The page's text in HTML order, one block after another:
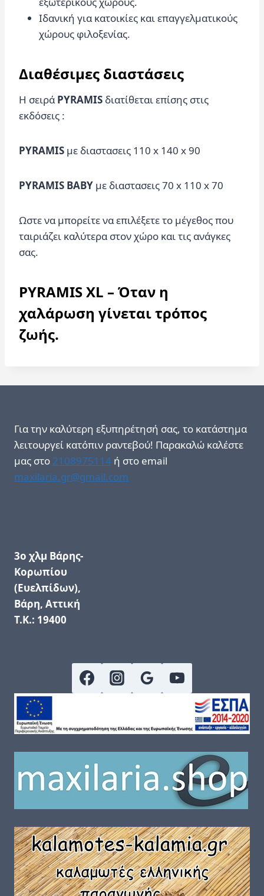
Ιδανική για κατοικίες και επαγγελματικούς
χώρους φιλοξενίας.
Διαθέσιμες διαστάσεις
Η σειρά PYRAMIS διατίθεται επίσης στις
εκδόσεις :
PYRAMIS με διαστασεις 110 x 140 x 90
PYRAMIS BABY με διαστασεις 70 x 110 x 70
Ωστε να μπορείτε να επιλέξετε το μέγεθος που
ταιριάζει καλύτερα στον χώρο και τις ανάγκες
σας.
PYRAMIS XL – Όταν η
χαλάρωση γίνεται τρόπος
ζωής.
Για την καλύτερη εξυπηρέτησή σας, το κατάστημα
λειτουργεί κατόπιν ραντεβού! Παρακαλώ καλέστε
μας στο 2108975114 ή στο email
maxilaria.gr@gmail.com
3ο χλμ Βάρης-
Κορωπίου
(Ευελπίδων),
Βάρη, Αττική
Τ.Κ.: 19400